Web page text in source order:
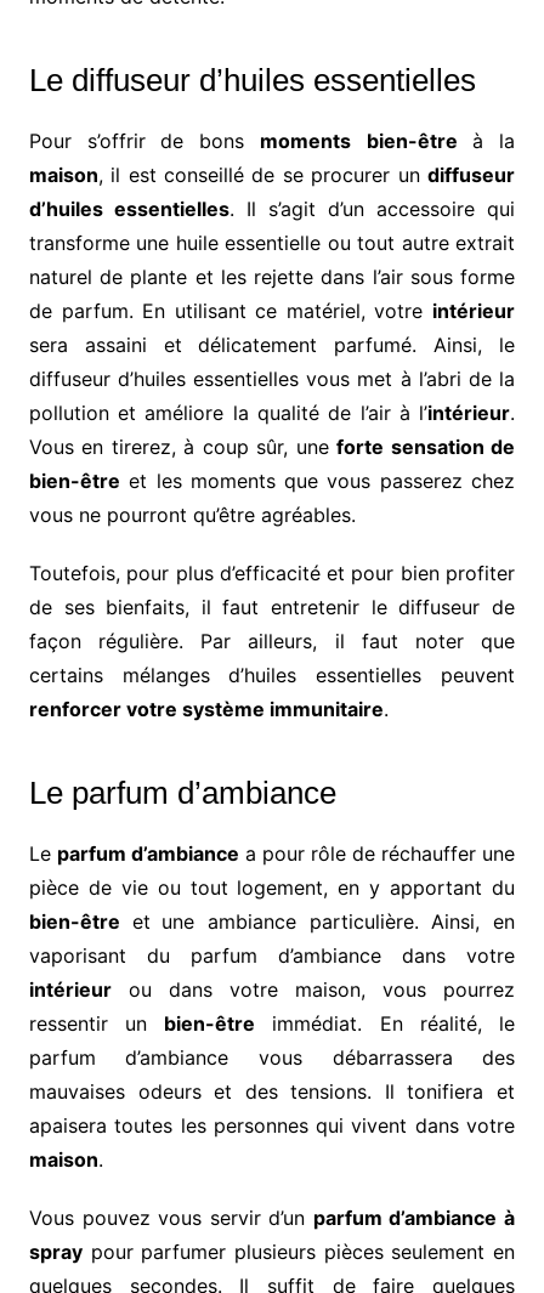
Le diffuseur d’huiles essentielles
Pour s’offrir de bons moments bien-être à la
maison, il est conseillé de se procurer undiffuseur
d’huiles essentielles. Il s’agit d’un accessoire qui
transforme une huile essentielle ou tout autre extrait
naturel de plante et les rejette dans l’air sous forme
de parfum. En utilisant ce matériel, votre intérieur
sera assaini et délicatement parfumé. Ainsi, le
diffuseur d’huiles essentielles vous met à l’abri de la
pollution et améliore la qualité de l’air à l’intérieur.
Vous en tirerez, à coup sûr, uneforte sensation de
bien-être et les moments que vous passerez chez
vous ne pourront qu’être agréables.
Toutefois, pour plus d’efficacité et pour bien profiter
de ses bienfaits, il faut entretenir le diffuseur de
façon régulière. Par ailleurs, il faut noter que
certains mélanges d’huiles essentielles peuvent
renforcer votre système immunitaire.
Le parfum d’ambiance
Le parfum d’ambiance a pour rôle de réchauffer une
pièce de vie ou tout logement, en y apportant du
bien-être et une ambiance particulière. Ainsi, en
vaporisant du parfum d’ambiance dans votre
intérieurou dans votre maison, vous pourrez
ressentir un bien-être immédiat. En réalité, le
parfum d’ambiance vous débarrassera des
mauvaises odeurs et des tensions. Il tonifiera et
apaisera toutes les personnes qui vivent dans votre
maison.
Vous pouvez vous servir d’un parfum d’ambiance à
spraypour parfumer plusieurs pièces seulement en
quelques secondes. Il suffit de faire quelques